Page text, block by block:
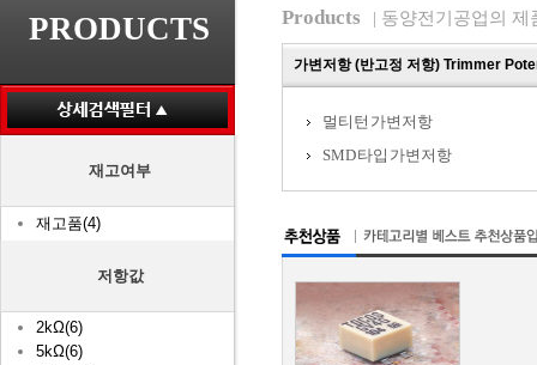
PRODUCTS
재고여부
재고품(4)
저항값
2kΩ(6)
5kΩ(6)
Products | 동양전기공업의 제
가변저항 (반고정 저항) Trimmer
멀티턴 가변저항
SMD 타입 가변저항